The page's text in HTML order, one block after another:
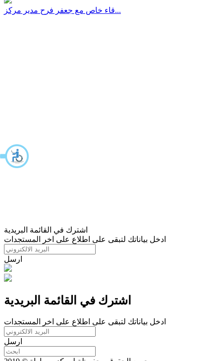
قاء خاص مع جعفر فرح مدير مركز...
اشترك في القائمة البريدية
ادخل بياناتك لتبقى على اطلاع على اخر المستجدات
ارسل
اشترك في القائمة البريدية
ادخل بياناتك لتبقى على اطلاع على اخر المستجدات
ارسل